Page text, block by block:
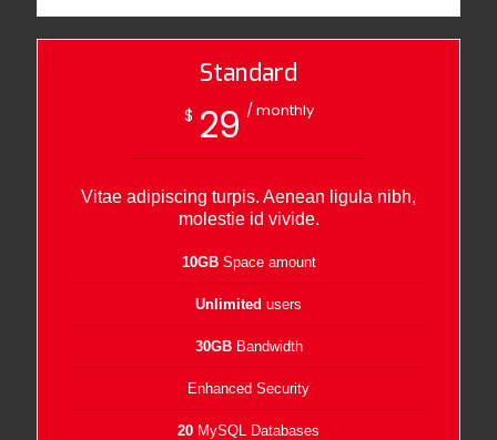
Standard
$ 29 / monthly
Vitae adipiscing turpis. Aenean ligula nibh,
molestie id vivide.
10GBSpace amount
Unlimited users
30GBBandwidth
Enhanced Security
20 MySQL Databases